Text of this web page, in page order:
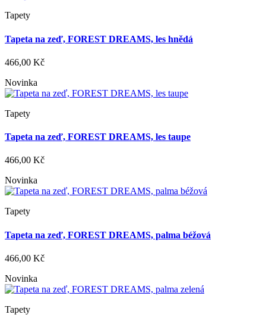
Tapety
Tapeta na zeď, FOREST DREAMS, les hnědá
466,00 Kč
Novinka
Tapety
Tapeta na zeď, FOREST DREAMS, les taupe
466,00 Kč
Novinka
Tapety
Tapeta na zeď, FOREST DREAMS, palma béžová
466,00 Kč
Novinka
Tapety